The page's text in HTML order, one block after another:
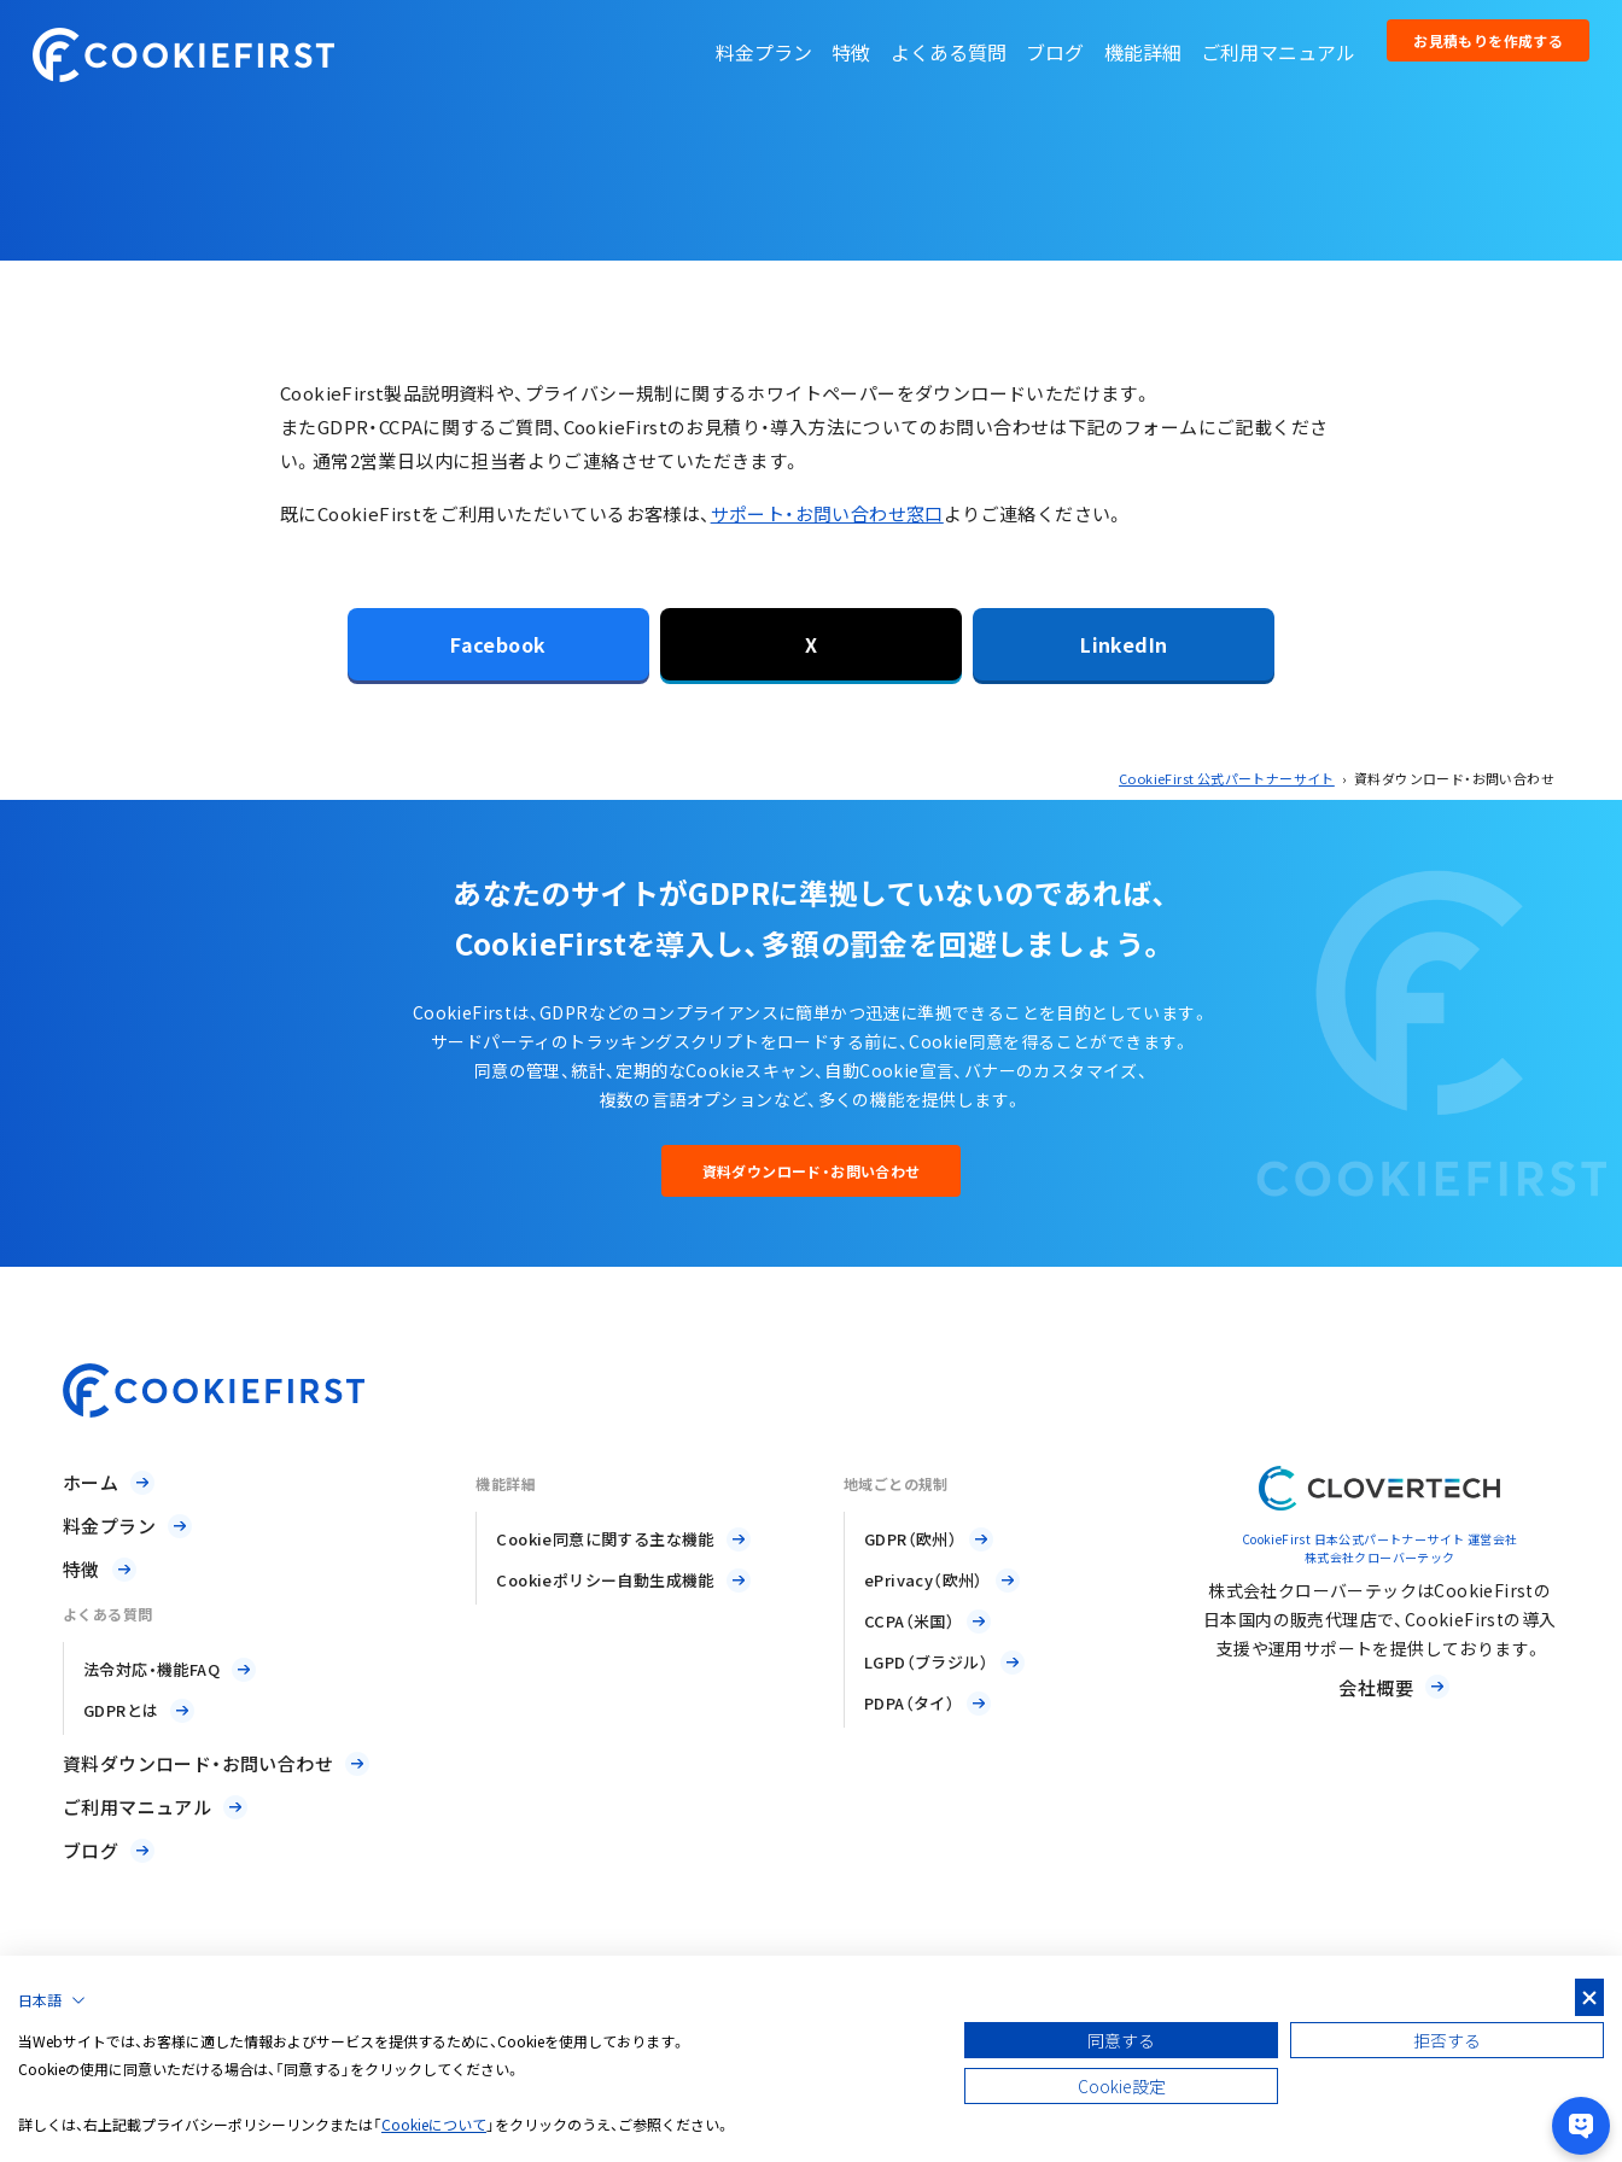
お見積もりを作成する
料金プラン 特徴 よくある質問 ブログ 機能詳細 ご利用マニュアル
CookieFirst製品説明資料や、プライバシー規制に関するホワイトペーパーをダウンロードいただけます。
またGDPR・CCPAに関するご質問、CookieFirstのお見積り・導入方法についてのお問い合わせは下記のフォームにご記載くださ
い。通常2営業日以内に担当者よりご連絡させていただきます。
既にCookieFirstをご利用いただいているお客様は、 サポート・お問い合わせ窓口よりご連絡ください。
Facebook X LinkedIn
CookieFirst 公式パートナーサイト › 資料ダウンロード・お問い合わせ
あなたのサイトがGDPRに準拠していないのであれば、
CookieFirstを導入し、多額の罰金を回避しましょう。
CookieFirstは、GDPRなどのコンプライアンスに簡単かつ迅速に準拠できることを目的としています。
サードパーティのトラッキングスクリプトをロードする前に、Cookie同意を得ることができます。
同意の管理、統計、定期的なCookieスキャン、自動Cookie宣言、バナーのカスタマイズ、
複数の言語オプションなど、多くの機能を提供します。
資料ダウンロード・お問い合わせ
ホーム
料金プラン
特徴
よくある質問
法令対応・機能FAQ
GDPRとは
資料ダウンロード・お問い合わせ
ご利用マニュアル
ブログ
機能詳細
Cookie同意に関する主な機能
Cookieポリシー自動生成機能
地域ごとの規制
GDPR（欧州）
ePrivacy（欧州）
CCPA（米国）
LGPD（ブラジル）
PDPA（タイ）
CookieFirst 日本公式パートナーサイト 運営会社
株式会社クローバーテック
株式会社クローバーテックはCookieFirstの
日本国内の販売代理店で、CookieFirstの導入
支援や運用サポートを提供しております。
会社概要
プライバシーポリシー
日本語
当Webサイトでは、お客様に適した情報およびサービスを提供するために、Cookieを使用しております。
Cookieの使用に同意いただける場合は、「同意する」をクリックしてください。
詳しくは、右上記載プライバシーポリシーリンクまたは「Cookieについて 」をクリックのうえ、ご参照ください。
同意する
拒否する
Cookie設定